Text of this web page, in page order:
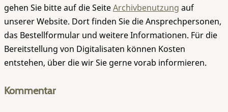
gehen Sie bitte auf die SeiteArchivbenutzung auf
unserer Website. Dort finden Sie die Ansprechpersonen,
das Bestellformular und weitere Informationen. Für die
Bereitstellung von Digitalisaten können Kosten
entstehen, über die wir Sie gerne vorab informieren.
Kommentar